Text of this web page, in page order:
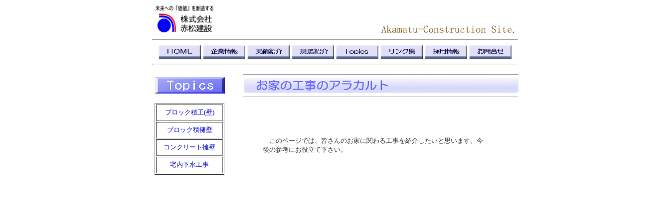
ブロック積工(壁)
ブロック積擁壁
コンクリート擁壁
宅内下水工事
このページでは、皆さんのお家に関わる工事を紹介したいと思います。今
後の参考にお役立て下さい。